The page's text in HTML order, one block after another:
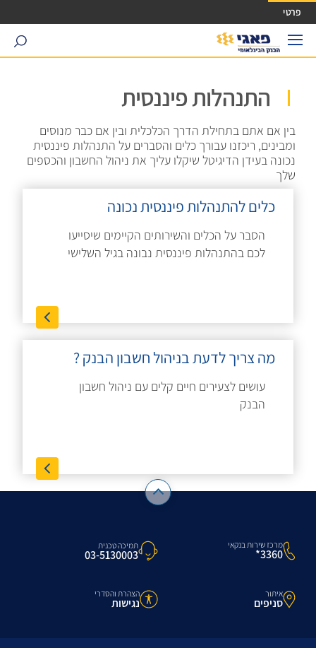
גישה ישירה לכפתור כניסה לחשבונך
פרטי
search
התנהלות פיננסית
בין אם אתם בתחילת הדרך הכלכלית ובין אם כבר מנוסים
ומבינים, ריכזנו עבורך כלים והסברים על התנהלות פיננסית
נכונה בעידן הדיגיטל שיקלו עליך את ניהול החשבון והכספים
שלך
כלים להתנהלות פיננסית נכונה
הסבר על הכלים והשירותים הקיימים שיסייעו
לכם בהתנהלות פיננסית נבונה בגיל השלישי
מה צריך לדעת בניהול חשבון הבנק ?
עושים לצעירים חיים קלים עם ניהול חשבון
הבנק
מרכז שירות בנקאי
3360*
תמיכה טכנית
03-5130003
איתור
סניפים
הצהרת והסדרי
נגישות